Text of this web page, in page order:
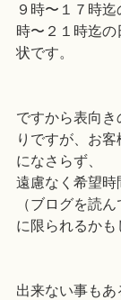
９時〜１７時
時〜２１時迄
状です。
ですから表向
りですが、お
になさらず、
遠慮なく希望時
（ブログを読
に限られるかも
出来ない事もあ